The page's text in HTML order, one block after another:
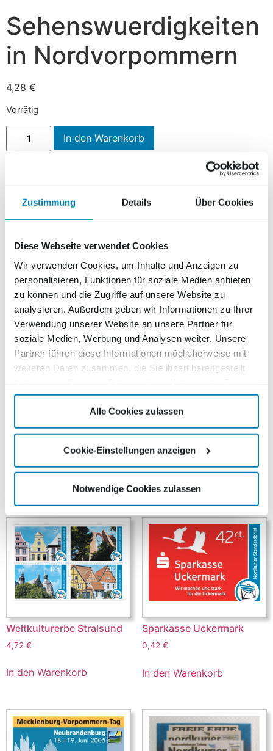
Zustimmung Details Über Cookies
Diese Webseite verwendet Cookies
Wir verwenden Cookies, um Inhalte und Anzeigen zu
personalisieren, Funktionen für soziale Medien anbieten
zu können und die Zugriffe auf unsere Website zu
analysieren. Außerdem geben wir Informationen zu Ihrer
Verwendung unserer Website an unsere Partner für
soziale Medien, Werbung und Analysen weiter. Unsere
Partner führen diese Informationen möglicherweise mit
weiteren Daten zusammen, die Sie ihnen bereitgestellt
gesammelt haben.
Alle Cookies zulassen
Cookie-Einstellungen anzeigen
Notwendige Cookies zulassen
Sehenswuerdigkeiten
in Nordvorpommern
4,28 €
Vorrätig
In den Warenkorb
Beschreibung
Beschreibung
Seit dem 1. April 2009 zieren vier verschiedene
‚Sehenswürdigkeiten in Nordvorpommern‘ die
selbstklebendenWertmarken der 9. Briefmarkenedition
des Kurierverlages. Die erst 2007 fertig gestellte
Rügenbrücke über den Strelasund,eines der längsten
Brückenbauwerke Deutschlands, dient als Motivfür die
Standardbriefmarke. Auf der Kompaktbriefmarke ist die
1887 errichtete Wiecker Holzklappbrücke, die nach
holländischem Vorbild erbaut wurde, abgebildet. Als
Motiv für die Gro&szuml;briefmarke dient die Seebrücke
Sellin.Mit 394 Metern Länge ist sie die längste
Seebrücke der Insel Rügen. Die Maxibriefmarke zeigt
gleich 2 Sehenswürdigkeiten in Ribnitz-Damgarten. Zum
zum zweiten im Hintergrund die Marienkirche von 1233.
Ähnliche Produkte
Weltkulturerbe Stralsund
4,72 €
In den Warenkorb
Sparkasse Uckermark
0,42 €
In den Warenkorb